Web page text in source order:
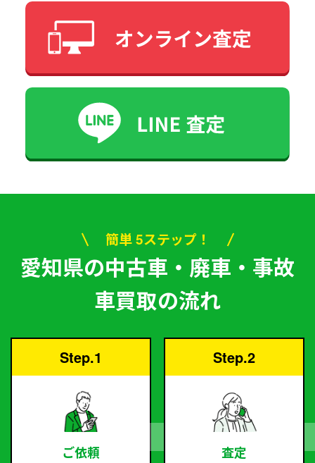
簡単 5ステップ！
愛知県の中古車・廃車・事故
車買取の流れ
Step.1
ご依頼
Step.2
査定